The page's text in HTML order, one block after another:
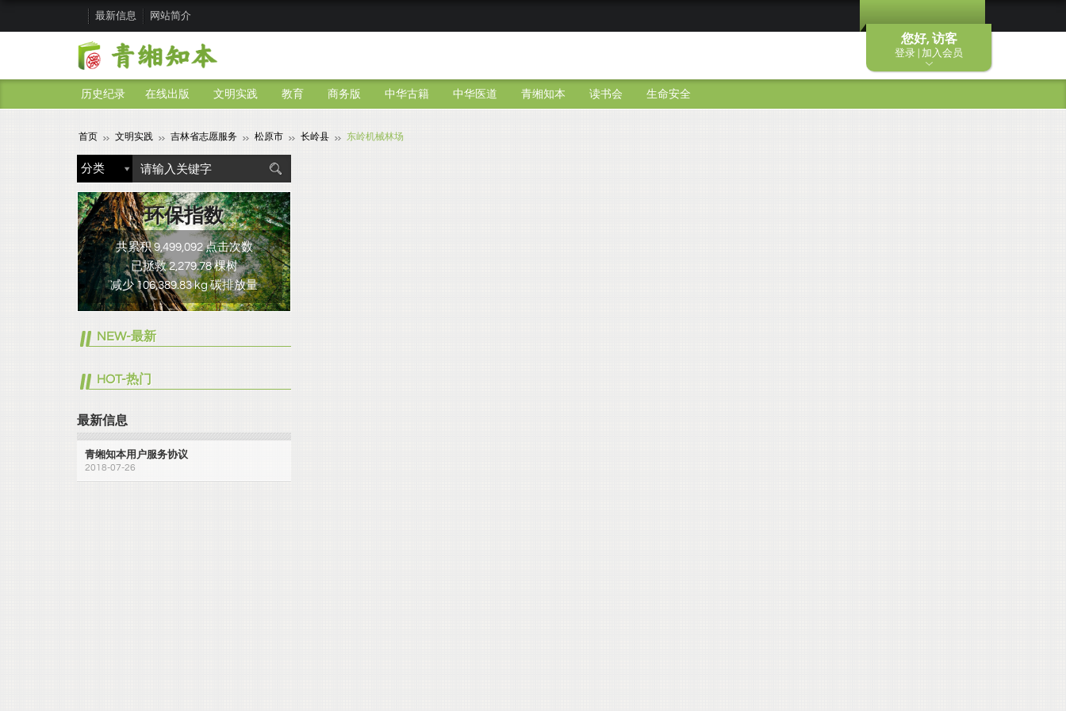
您好, 访客
登录 | 加入会员
最新信息 网站简介
历史纪录 在线出版 文明实践 教育 商务版 中华古籍 中华医道 青缃知本 读书会 生命安全
首页 文明实践 吉林省志愿服务 松原市 长岭县 东岭机械林场
环保指数
共累积 9,499,092 点击次数
已拯救 2,279.78 棵树
减少 106,389.83 kg 碳排放量
NEW-最新
HOT-热门
最新信息
青缃知本用户服务协议
2018-07-26